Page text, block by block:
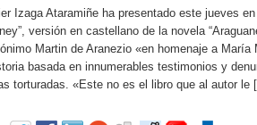
Izaga Ataramiñe ha presentado este jueves en
versión en castellano de la novela
Martin de Aranezio «en homenaje a María
basada en innumerables testimonios y
torturadas. «Este no es el libro que al autor le